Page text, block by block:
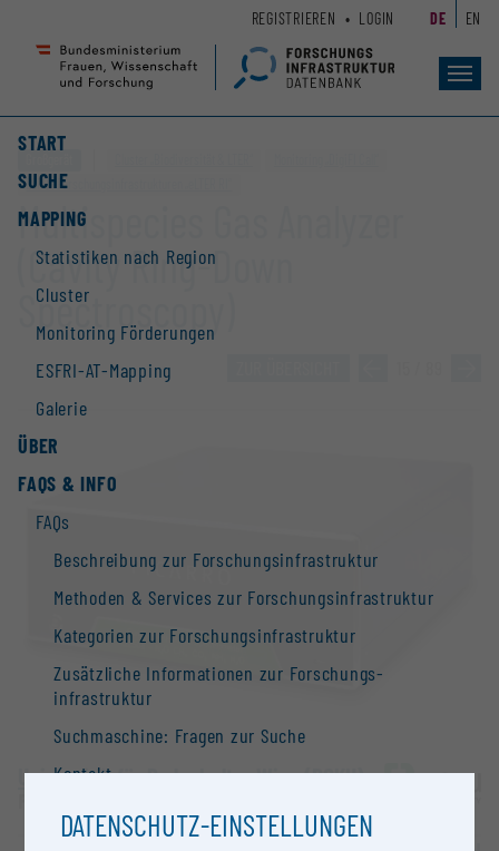
Seiteninhalt
Accesskey
Hauptnavigation
Accesskey
START
SUCHE
MAPPING
Statistiken nach Region
Cluster
Monitoring Förderungen
ESFRI-AT-Mapping
Galerie
ÜBER
FAQS & INFO
FAQs
Beschreibung zur Forschungs­infrastruktur
Methoden & Services zur Forschungs­infrastruktur
Kategorien zur Forschungs­infrastruktur
Zusätzliche Informationen zur Forschungs­
infrastruktur
Suchmaschine: Fragen zur Suche
Kontakt
Information
REGISTRIEREN LOGIN DE EN
ESFRI-Forschungs­infrastrukturen „eLTER RI“
Multispecies Gas Analyzer
(Cavity Ring-Down
Spectroscopy)
Universität für Bodenkultur Wien (BOKU)
DATENSCHUTZ-EINSTELLUNGEN